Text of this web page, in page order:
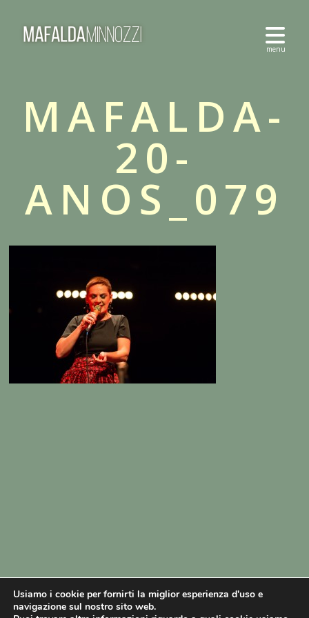
MAFALDA-
20-
ANOS_079
Usiamo i cookie per fornirti la miglior esperienza d'uso e
navigazione sul nostro sito web.